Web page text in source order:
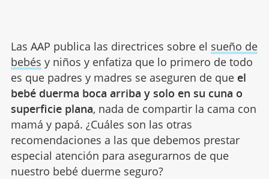
Las AAP publica las directrices sobre el sueño de
bebés y niños y enfatiza que lo primero de todo
es que padres y madres se aseguren de queel
bebé duerma boca arriba y solo en su cuna o
superficie plana, nada de compartir la cama con
mamá y papá. ¿Cuáles son las otras
recomendaciones a las que debemos prestar
especial atención para asegurarnos de que
nuestro bebé duerme seguro?